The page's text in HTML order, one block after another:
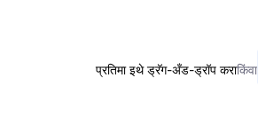
प्रतिमा इथे ड्रॅग-अँड-ड्रॉप कराकिंवा